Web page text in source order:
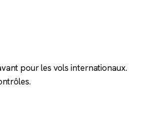
pour les vols internationaux.